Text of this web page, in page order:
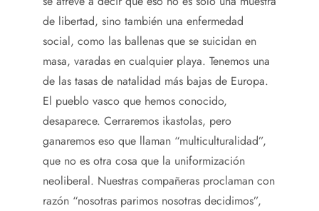
de libertad, sino también una enfermedad
social, como las ballenas que se suicidan en
masa, varadas en cualquier playa. Tenemos una
de las tasas de natalidad más bajas de Europa.
El pueblo vasco que hemos conocido,
desaparece. Cerraremos ikastolas, pero
ganaremos eso que llaman “multiculturalidad”,
que no es otra cosa que la uniformización
neoliberal. Nuestras compañeras proclaman con
razón “nosotras parimos nosotras decidimos”,